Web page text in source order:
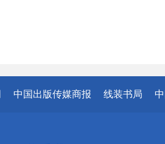
中国出版传媒商报 线装书局